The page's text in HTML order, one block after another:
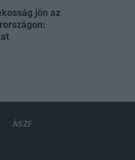
jön az
ÁSZF